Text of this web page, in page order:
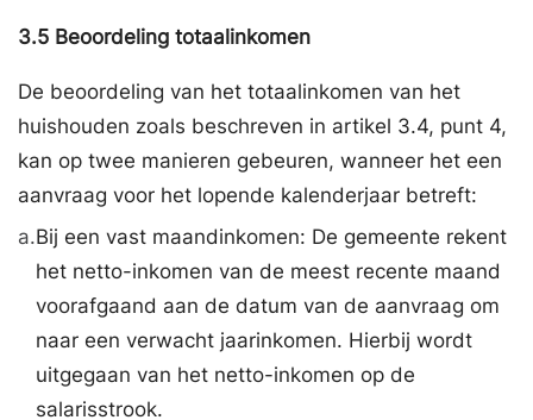
3.5 Beoordeling totaalinkomen
De beoordeling van het totaalinkomen van het
huishouden zoals beschreven in artikel 3.4, punt 4,
kan op twee manieren gebeuren, wanneer het een
aanvraag voor het lopende kalenderjaar betreft:
a.Bij een vast maandinkomen: De gemeente rekent
het netto-inkomen van de meest recente maand
voorafgaand aan de datum van de aanvraag om
naar een verwacht jaarinkomen. Hierbij wordt
uitgegaan van het netto-inkomen op de
salarisstrook.